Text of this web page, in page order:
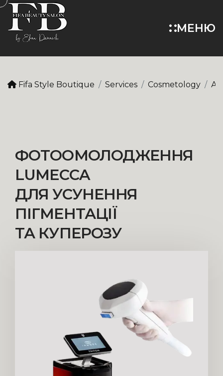
МЕНЮ
Fifa Style Boutique Services Cosmetology
ФОТООМОЛОДЖЕННЯ
LUMECCA
ДЛЯ УСУНЕННЯ
ПІГМЕНТАЦІЇ
ТА КУПЕРОЗУ